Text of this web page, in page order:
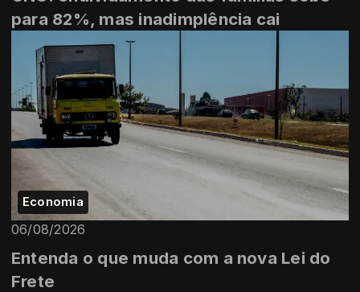
para 82%, mas inadimplência cai
Economia
06/08/2026
Entenda o que muda com a nova Lei do
Frete